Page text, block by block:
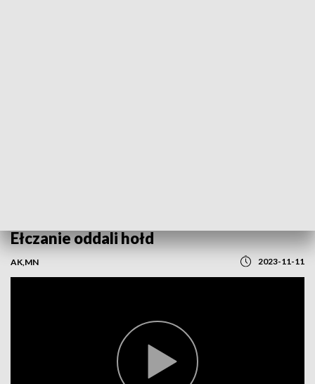
Ełczanie oddali hołd
AK,MN 2023-11-11